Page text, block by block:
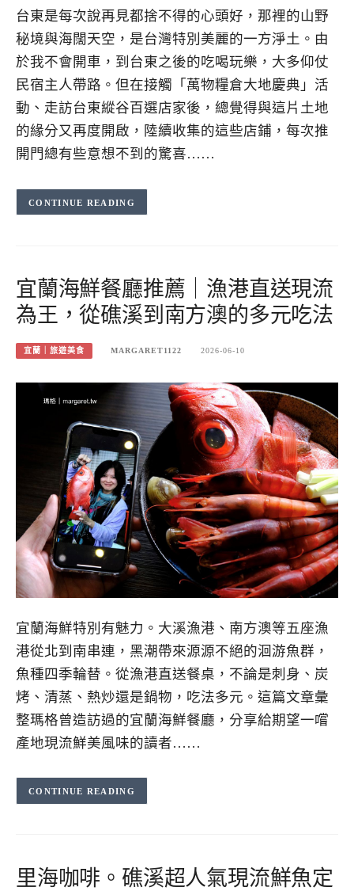
台東是每次說再見都捨不得的心頭好，那裡的山野
秘境與海闊天空，是台灣特別美麗的一方淨土。由
於我不會開車，到台東之後的吃喝玩樂，大多仰仗
民宿主人帶路。但在接觸「萬物糧倉大地慶典」活
動、走訪台東縱谷百選店家後，總覺得與這片土地
的緣分又再度開啟，陸續收集的這些店鋪，每次推
開門總有些意想不到的驚喜……
CONTINUE READING
宜蘭海鮮餐廳推薦｜漁港直送現流
為王，從礁溪到南方澳的多元吃法
宜蘭｜旅遊美食 MARGARET1122 2026-06-10
宜蘭海鮮特別有魅力。大溪漁港、南方澳等五座漁
港從北到南串連，黑潮帶來源源不絕的洄游魚群，
魚種四季輪替。從漁港直送餐桌，不論是刺身、炭
烤、清蒸、熱炒還是鍋物，吃法多元。這篇文章彙
整瑪格曾造訪過的宜蘭海鮮餐廳，分享給期望一嚐
產地現流鮮美風味的讀者……
CONTINUE READING
里海咖啡。礁溪超人氣現流鮮魚定